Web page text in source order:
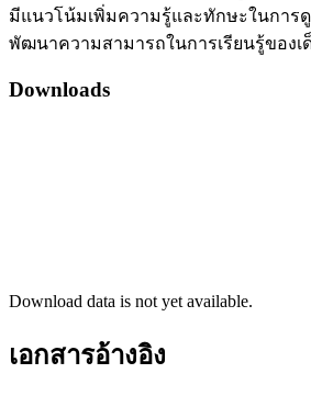
มีแนวโน้มเพิ่มความรู้และทักษะในการ
พัฒนาความสามารถในการเรียนรู้ของเ
Downloads
Download data is not yet available.
เอกสารอ้างอิง